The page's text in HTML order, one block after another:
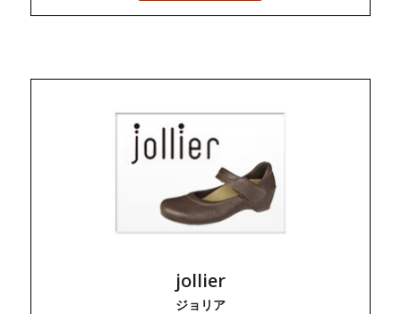
jollier
ジョリア